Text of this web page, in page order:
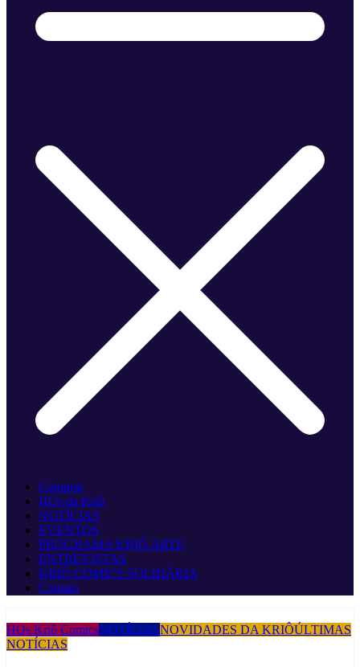
Comprar
HQs da Kriô
NOTÍCIAS
EVENTOS
PROGRAMA KRIÔ ARTE
ENTREVISTAS
KRIÔ COMICS SOLIDÁRIA
Contato
HQs Kriô ComicsNOTÍCIASNOVIDADES DA KRIÔÚLTIMAS
NOTÍCIAS